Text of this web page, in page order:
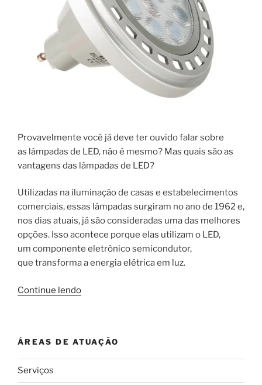
Provavelmente você já deve ter ouvido falar sobre
as lâmpadas de LED, não é mesmo? Mas quais são as
vantagens das lâmpadas de LED?
Utilizadas na iluminação de casas e estabelecimentos
comerciais, essas lâmpadas surgiram no ano de 1962 e,
nos dias atuais, já são consideradas uma das melhores
opções. Isso acontece porque elas utilizam o LED,
um componente eletrônico semicondutor,
que transforma a energia elétrica em luz.
Continue lendo“Conheça
lâmpadas
de
ÁREAS DE ATUAÇÃO
Serviços